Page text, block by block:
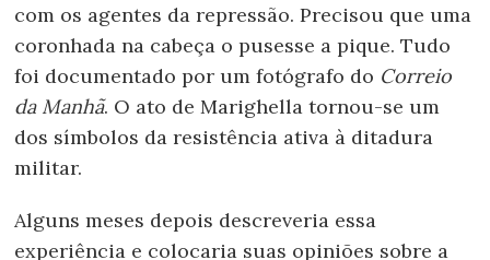
com os agentes da repressão. Precisou que uma
coronhada na cabeça o pusesse a pique. Tudo
foi documentado por um fotógrafo do Correio
da Manhã. O ato de Marighella tornou-se um
dos símbolos da resistência ativa à ditadura
militar.
Alguns meses depois descreveria essa
experiência e colocaria suas opiniões sobre a